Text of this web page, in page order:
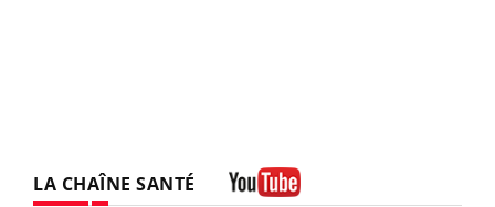
LA CHAÎNE SANTÉ